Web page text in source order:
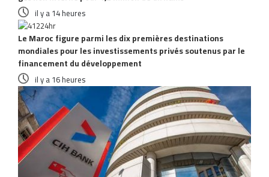
il y a 14 heures
Le Maroc figure parmi les dix premières destinations
mondiales pour les investissements privés soutenus par le
financement du développement
il y a 16 heures